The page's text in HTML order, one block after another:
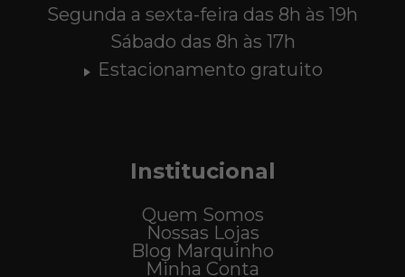
Segunda a sexta-feira das 8h às 19h
Sábado das 8h às 17h
Estacionamento gratuito
Institucional
Quem Somos
Nossas Lojas
Blog Marquinho
Minha Conta